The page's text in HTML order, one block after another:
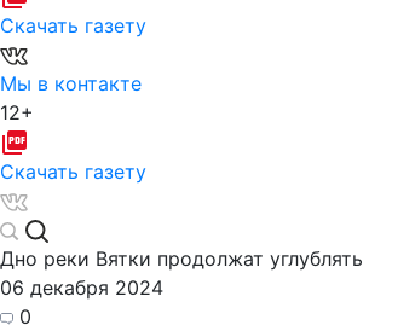
Скачать газету
Мы в контакте
12+
Скачать газету
Дно реки Вятки продолжат углублять
06 декабря 2024
0